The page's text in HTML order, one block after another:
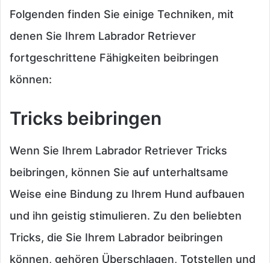
Folgenden finden Sie einige Techniken, mit
denen Sie Ihrem Labrador Retriever
fortgeschrittene Fähigkeiten beibringen
können:
Tricks beibringen
Wenn Sie Ihrem Labrador Retriever Tricks
beibringen, können Sie auf unterhaltsame
Weise eine Bindung zu Ihrem Hund aufbauen
und ihn geistig stimulieren. Zu den beliebten
Tricks, die Sie Ihrem Labrador beibringen
können, gehören Überschlagen, Totstellen und